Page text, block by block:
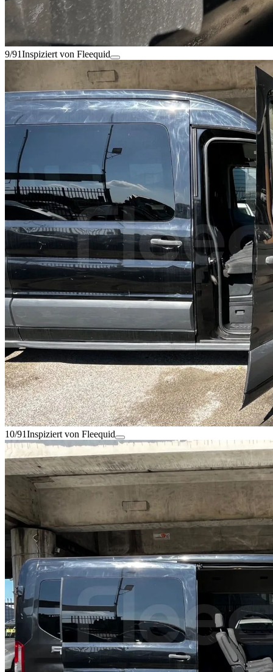
9/91Inspiziert von Fleequid
10/91Inspiziert von Fleequid